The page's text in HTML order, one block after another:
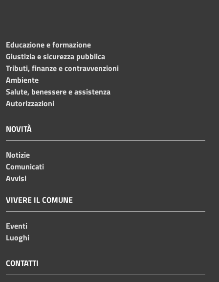
Educazione e formazione
Giustizia e sicurezza pubblica
Tributi, finanze e contravvenzioni
Ambiente
Salute, benessere e assistenza
Autorizzazioni
NOVITÀ
Notizie
Comunicati
Avvisi
VIVERE IL COMUNE
Eventi
Luoghi
CONTATTI